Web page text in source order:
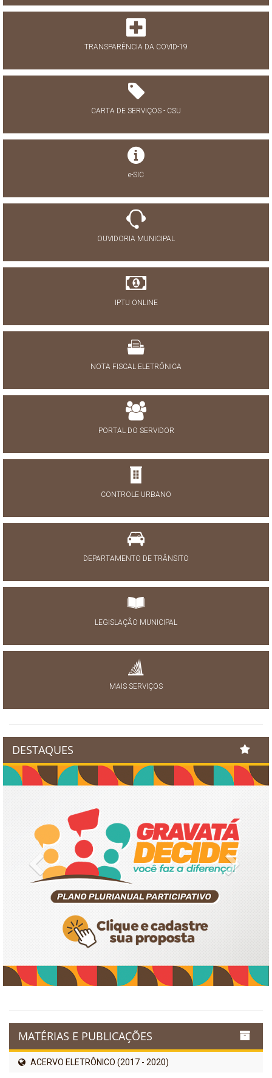
TRANSPARÊNCIA DA COVID-19
CARTA DE SERVIÇOS - CSU
e-SIC
OUVIDORIA MUNICIPAL
IPTU ONLINE
NOTA FISCAL ELETRÔNICA
PORTAL DO SERVIDOR
CONTROLE URBANO
DEPARTAMENTO DE TRÂNSITO
LEGISLAÇÃO MUNICIPAL
MAIS SERVIÇOS
DESTAQUES
Previous
MATÉRIAS E PUBLICAÇÕES
ACERVO ELETRÔNICO (2017 - 2020)